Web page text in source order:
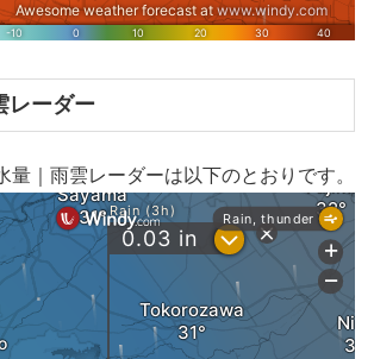
レーダー
量｜雨雲レーダーは以下のとおりです。